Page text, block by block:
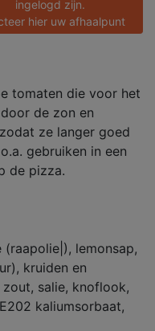
ingelogd zijn.
hier uw afhaalpunt
tomaten die voor het
de zon en
ze langer goed
gebruiken in een
de pizza.
lemonsap,
kruiden en
salie, knoflook,
kaliumsorbaat,